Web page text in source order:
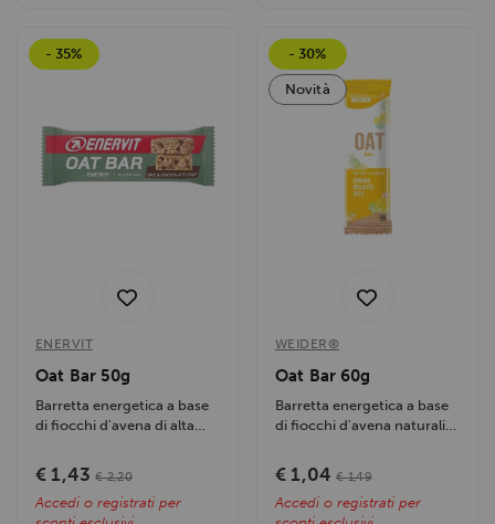
- 35%
ENERVIT
Oat Bar 50g
Barretta energetica a base
di fiocchi d'avena di alta
€ 1,43 € 2,20
Accedi o registrati per
- 30%
Novità
WEIDER®
Oat Bar 60g
Barretta energetica a base
di fiocchi d'avena naturali
€ 1,04 € 1,49
Accedi o registrati per